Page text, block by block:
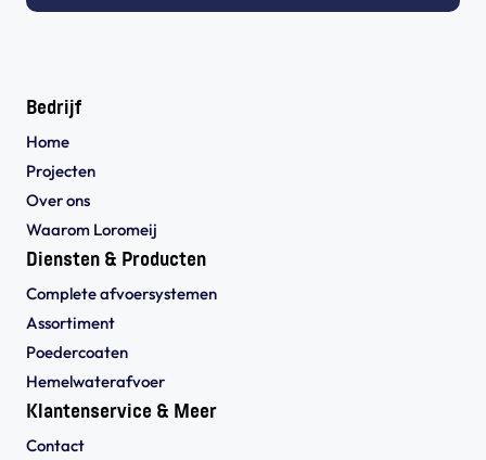
Bedrijf
Home
Projecten
Over ons
Waarom Loromeij
Diensten & Producten
Complete afvoersystemen
Assortiment
Poedercoaten
Hemelwaterafvoer
Klantenservice & Meer
Contact